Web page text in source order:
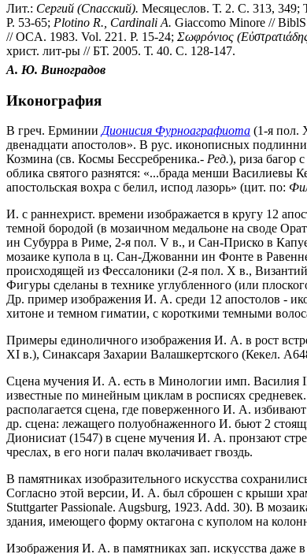
Лит.: Сергий (Спасский). Месяцеслов. Т. 2. С. 313, 349;
P. 53-65; Plotino R., Cardinali A. Giaccomo Minore //
// OCA. 1983. Vol. 221. P. 15-24; Σωφρόνιος
христ. лит-ры // БТ. 2005. Т. 40. С. 128-147.
А. Ю. Виноградов
Иконография
В греч. Ерминии Дионисия Фурноаграфиота (1-я пол.
двенадцати апостолов». В рус. иконописных
Козмина (св. Космы Бессребреника.- Ред.), риза багор
облика святого разнятся: «...брада менши Василиевы
апостольская вохра с белил, испод лазорь» (цит. по:
И. с раннехрист. времени изображается в кругу 12
темной бородой (в мозаичном медальоне на своде
ин Субурра в Риме, 2-я пол. V в., и Сан-Приско в
мозаике купола в ц. Сан-Джованни ин Фонте в
происходящей из Фессалоники (2-я пол. X в.,
Фигуры сделаны в технике углубленного (или
Др. пример изображения И. А. среди 12 апостолов -
хитоне и темном гиматии, с короткими темными
Примеры единоличного изображения И. А. в рост
XI в.), Синаксаря Захарии Валашкертского (Кекел.
Сцена мучения И. А. есть в Минологии имп. Василия II,
известные по минейным циклам в росписях
располагается сцена, где поверженного И. А.
др. сцена: лежащего полуобнаженного И. бьют 2
Дионисиат (1547) в сцене мучения И. А. пронзают
чреслах, в его ноги палач вколачивает гвоздь.
В памятниках изобразительного искусства
Согласно этой версии, И. А. был сброшен с крыши
Stuttgarter Passionale. Augsburg, 1923. Add. 30). В
здания, имеющего форму октагона с куполом на
Изображения И. А. в памятниках зап. искусства даже